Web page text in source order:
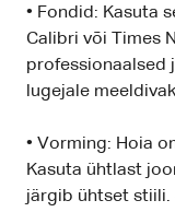
• Fondid: Kasuta
Calibri või Times
professionaalsed
lugejale
• Vorming: Hoia
Kasuta ühtlast
järgib ühtset stiili.